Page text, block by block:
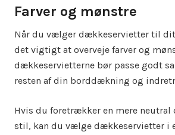
Farver og mønstre
Når du vælger dækkeservietter til
det vigtigt at overveje farver og
dækkeservietterne bør passe godt
resten af din borddækning og
Hvis du foretrækker en mere
stil, kan du vælge dækkeservietter i